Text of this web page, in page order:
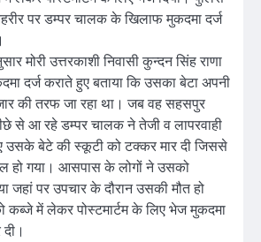
पर डम्पर चालक के खिलाफ मुकदमा दर्ज
मोरी उत्तरकाशी निवासी कुन्दन सिंह राणा
दर्ज कराते हुए बताया कि उसका बेटा अपनी
की तरफ जा रहा था। जब वह सहसपुर
से आ रहे डम्पर चालक ने तेजी व लापरवाही
उसके बेटे की स्कूटी को टक्कर मार दी जिससे
हो गया। आसपास के लोगों ने उसको
जहां पर उपचार के दौरान उसकी मौत हो
कब्जे में लेकर पोस्टमार्टम के लिए भेज मुकदमा